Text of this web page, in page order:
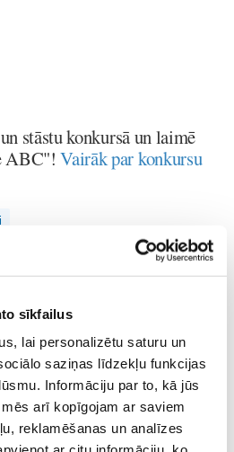
sīkfailus
lai personalizētu saturu un
saziņas līdzekļu funkcijas
Informāciju par to, kā jūs
arī kopīgojam ar saviem
reklamēšanas un analīzes
stāstu konkursā un laimē
ABC"!Vairāk par konkursu
meistarklasei "Kas
FOOD 2026!
Pirmsskola